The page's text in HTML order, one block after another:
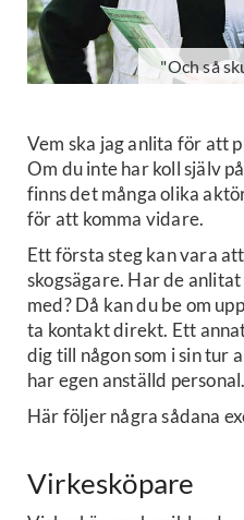
"Och så
Vem ska jag anlita för att
Om du inte har koll själv
finns det många olika
för att komma vidare.
Ett första steg kan vara
skogsägare. Har de
med? Då kan du be om
ta kontakt direkt. Ett
dig till någon som i sin
har egen anställd personal.
Här följer några sådana
Virkesköpare